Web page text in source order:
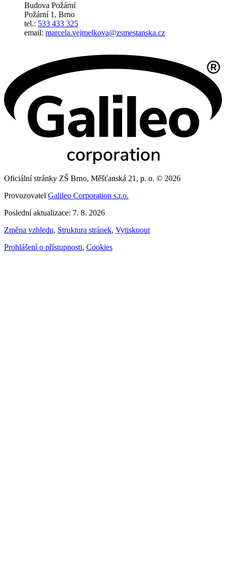
Budova Požární
Požární 1, Brno
tel.: 533 433 325
email: marcela.vejmelkova@zsmestanska.cz
Oficiální stránky ZŠ Brno, Měšťanská 21, p. o. © 2026
Provozovatel Galileo Corporation s.r.o.
Poslední aktualizace: 7. 8. 2026
Změna vzhledu, Struktura stránek, Vytisknout
Prohlášení o přístupnosti, Cookies